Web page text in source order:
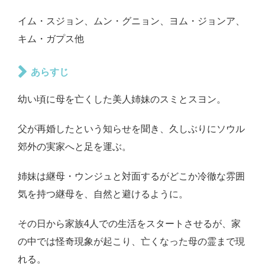
イム・スジョン、ムン・グニョン、ヨム・ジョンア、
キム・ガプス他
あらすじ
幼い頃に母を亡くした美人姉妹のスミとスヨン。
父が再婚したという知らせを聞き、久しぶりにソウル
郊外の実家へと足を運ぶ。
姉妹は継母・ウンジュと対面するがどこか冷徹な雰囲
気を持つ継母を、自然と避けるように。
その日から家族4人での生活をスタートさせるが、家
の中では怪奇現象が起こり、亡くなった母の霊まで現
れる。